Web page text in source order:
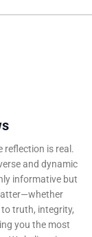
is real.
and dynamic
informative but
truth, integrity,
you the most